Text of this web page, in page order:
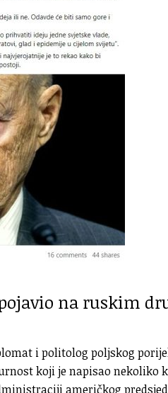
na ruskim
i politolog poljskog
koji je napisao nekoliko
američkog